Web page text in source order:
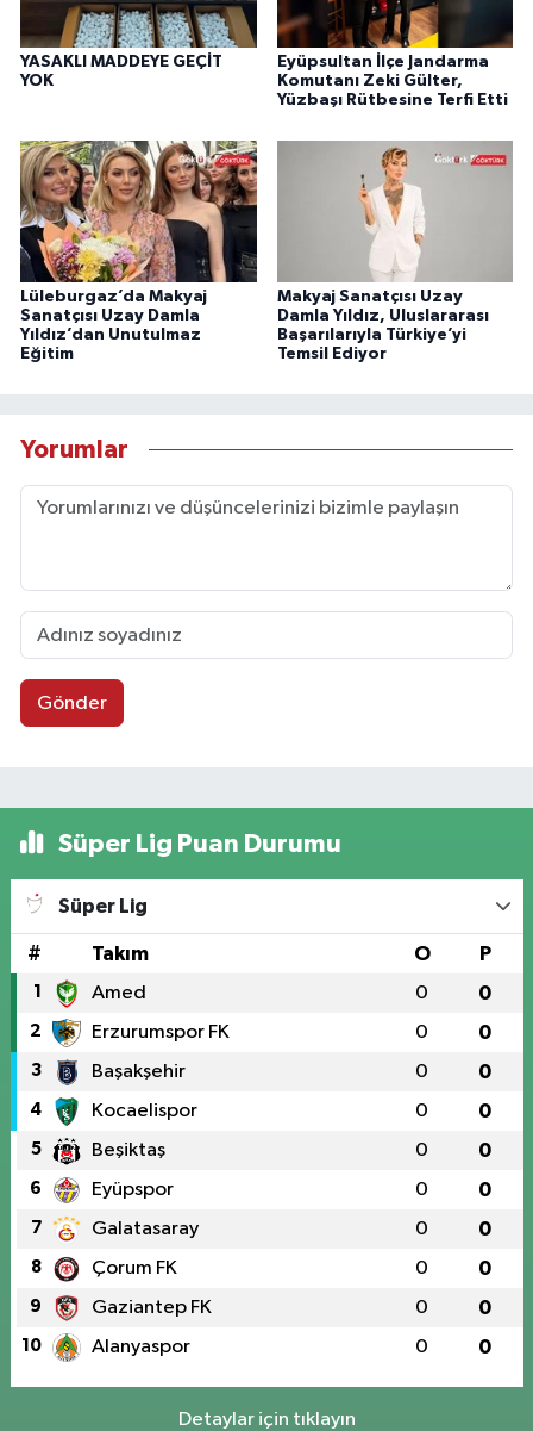
YASAKLI MADDEYE GEÇİT
YOK
Eyüpsultan İlçe Jandarma
Komutanı Zeki Gülter,
Yüzbaşı Rütbesine Terfi Etti
Lüleburgaz’da Makyaj
Sanatçısı Uzay Damla
Yıldız’dan Unutulmaz
Eğitim
Makyaj Sanatçısı Uzay
Damla Yıldız, Uluslararası
Başarılarıyla Türkiye’yi
Temsil Ediyor
Yorumlar
Gönder
Süper Lig Puan Durumu
Süper Lig
# Takım O P
1 Amed 0 0
2 Erzurumspor FK 0 0
3 Başakşehir 0 0
4 Kocaelispor 0 0
5 Beşiktaş 0 0
6 Eyüpspor 0 0
7 Galatasaray 0 0
8 Çorum FK 0 0
9 Gaziantep FK 0 0
10 Alanyaspor 0 0
Detaylar için tıklayın